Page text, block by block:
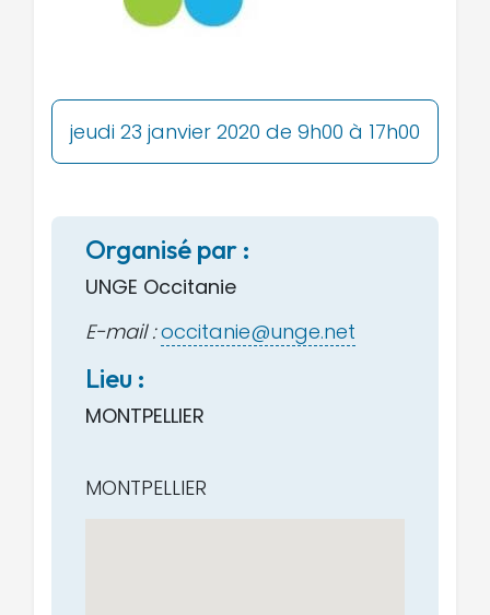
jeudi 23 janvier 2020 de 9h00 à 17h00
Organisé par :
UNGE Occitanie
E-mail :occitanie@unge.net
Lieu :
MONTPELLIER
MONTPELLIER